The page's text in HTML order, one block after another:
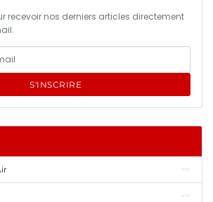
recevoir nos derniers articles directement
S'INSCRIRE